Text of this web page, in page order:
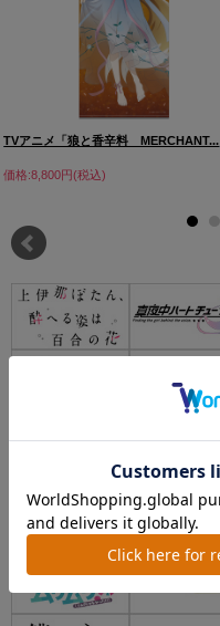
TVアニメ「狼と香辛料 MERCHANT...
価格:8,800円(税込)